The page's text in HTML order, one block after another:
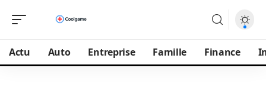
Actu Auto Entreprise Famille Finance